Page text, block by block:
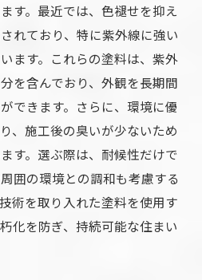
す。最近では、色褪せを抑え
れており、特に紫外線に強い
ます。これらの塗料は、紫外
を含んでおり、外観を長期間
できます。さらに、環境に優
、施工後の臭いが少ないため
す。選ぶ際は、耐候性だけで
囲の環境との調和も考慮する
術を取り入れた塗料を使用す
化を防ぎ、持続可能な住まい